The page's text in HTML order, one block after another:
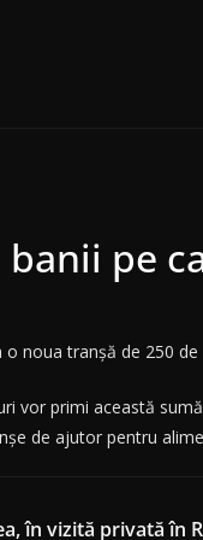
banii pe
o noua tranșă de 250
vor primi această
de ajutor pentru
în vizită privată în